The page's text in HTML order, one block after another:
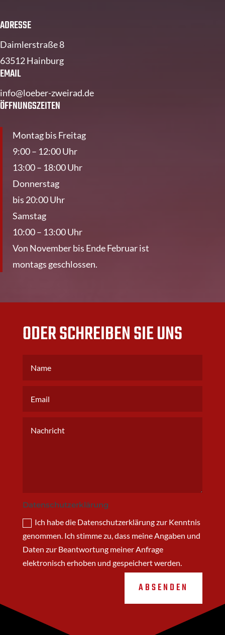
ADRESSE
Daimlerstraße 8
63512 Hainburg
EMAIL
info@loeber-zweirad.de
ÖFFNUNGSZEITEN
Montag bis Freitag
9:00 – 12:00 Uhr
13:00 – 18:00 Uhr
Donnerstag
bis 20:00 Uhr
Samstag
10:00 – 13:00 Uhr
Von November bis Ende Februar ist
montags geschlossen.
ODER SCHREIBEN SIE UNS
Datenschutzerklärung
Ich habe die Datenschutzerklärung zur Kenntnis
genommen. Ich stimme zu, dass meine Angaben und
Daten zur Beantwortung meiner Anfrage
elektronisch erhoben und gespeichert werden.
ABSENDEN